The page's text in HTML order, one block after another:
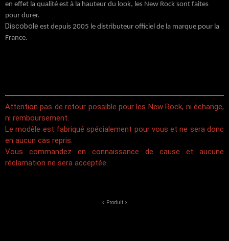
en effet la qualité est à la hauteur du look, les New Rock sont faites
pour durer.
Discobole est depuis 2005 le distributeur officiel de la marque pour la
France.
Attention pas de retour possible pour les New Rock, ni échange,
ni remboursement.
Le modèle est fabriqué spécialement pour vous et ne sera donc
en aucun cas repris.
Vous commandez en connaissance de cause et aucune
réclamation ne sera acceptée.
Produit